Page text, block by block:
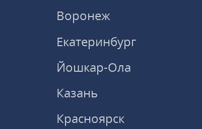
Воронеж
Екатеринбург
Йошкар-Ола
Казань
Красноярск